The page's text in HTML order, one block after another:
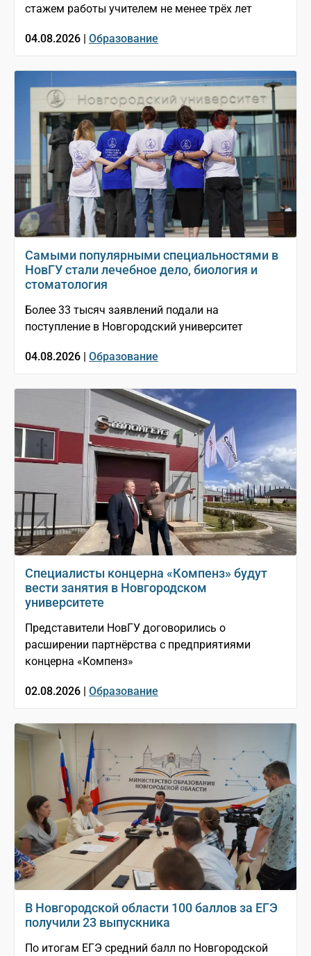
стажем работы учителем не менее трёх лет
04.08.2026 | Образование
Самыми популярными специальностями в
НовГУ стали лечебное дело, биология и
стоматология
Более 33 тысяч заявлений подали на
поступление в Новгородский университет
04.08.2026 | Образование
Специалисты концерна «Компенз» будут
вести занятия в Новгородском
университете
Представители НовГУ договорились о
расширении партнёрства с предприятиями
концерна «Компенз»
02.08.2026 | Образование
В Новгородской области 100 баллов за ЕГЭ
получили 23 выпускника
По итогам ЕГЭ средний балл по Новгородской